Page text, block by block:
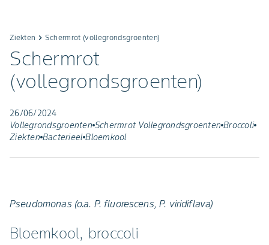
Ziekten keyboard_arrow_rightSchermrot (vollegrondsgroenten)
Schermrot
(vollegrondsgroenten)
26/06/2024
Vollegrondsgroenten Schermrot Vollegrondsgroenten Broccoli
Ziekten Bacterieel Bloemkool
Pseudomonas (o.a. P. fluorescens, P. viridiflava)
Bloemkool, broccoli